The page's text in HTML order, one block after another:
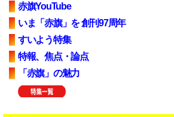
赤旗YouTube
いま「赤旗」を 創刊97周年
すいよう特集
特報、焦点・論点
「赤旗」の魅力